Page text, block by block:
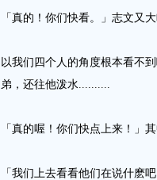
「真的！你们快看。」志文又
以我们四个人的角度根本看不
弟，还往他泼水..........
「真的喔！你们快点上来！」
「我们上去看看他们在说什麽